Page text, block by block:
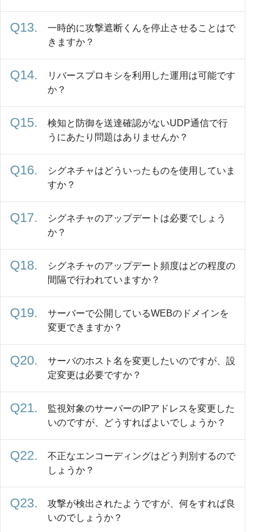
一時的に攻撃遮断くんを停止させることはで
きますか？
リバースプロキシを利用した運用は可能です
か？
検知と防御を送達確認がないUDP通信で行
うにあたり問題はありませんか？
シグネチャはどういったものを使用していま
すか？
シグネチャのアップデートは必要でしょう
か？
シグネチャのアップデート頻度はどの程度の
間隔で行われていますか？
サーバーで公開しているWEBのドメインを
変更できますか？
サーバのホスト名を変更したいのですが、設
定変更は必要ですか？
監視対象のサーバーのIPアドレスを変更した
いのですが、どうすればよいでしょうか？
不正なエンコーディングはどう判別するので
しょうか？
攻撃が検出されたようですが、何をすれば良
いのでしょうか？